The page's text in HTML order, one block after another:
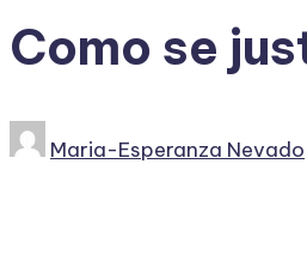
Como se
Publicado
Maria-Esperanza Nevado